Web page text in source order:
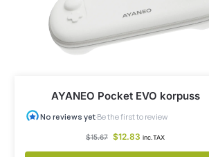
AYANEO Pocket EVO korpuss
$15.67 $12.83 inc.TAX